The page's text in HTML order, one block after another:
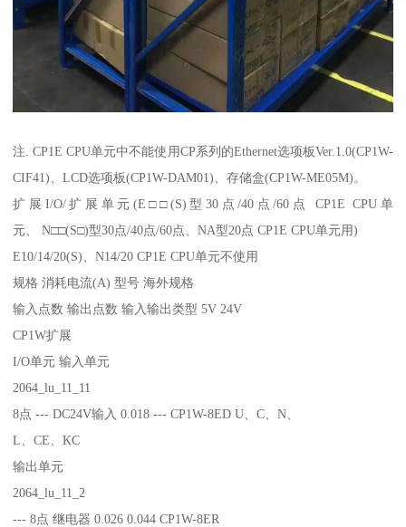
注. CP1E CPU单元中不能使用CP系列的Ethernet选项板Ver.1.0(CP1W-
CIF41)、LCD选项板(CP1W-DAM01)、存储盒(CP1W-ME05M)。
扩展I/O/扩展单元(E□□(S)型30点/40点/60点 CP1E CPU单
元、 N□□(S□)型30点/40点/60点、NA型20点 CP1E CPU单元用)
E10/14/20(S)、N14/20 CP1E CPU单元不使用
规格 消耗电流(A) 型号 海外规格
输入点数 输出点数 输入输出类型 5V 24V
CP1W扩展
I/O单元 输入单元
2064_lu_11_11
8点 --- DC24V输入 0.018 --- CP1W-8ED U、C、N、
L、CE、KC
输出单元
2064_lu_11_2
--- 8点 继电器 0.026 0.044 CP1W-8ER